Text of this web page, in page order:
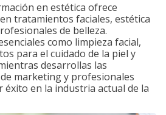
en estética ofrece
tratamientos faciales, estética
de belleza.
como limpieza facial,
para el cuidado de la piel y
desarrollas las
marketing y profesionales
éxito en la industria actual de la